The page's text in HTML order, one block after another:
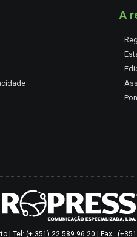
A
| Tel: (+ 351) 22 589 96 20 | Fax :